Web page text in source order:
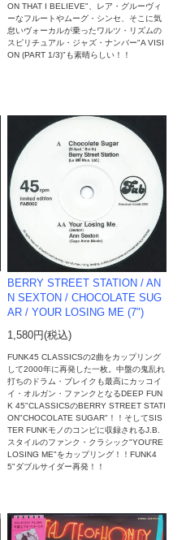
ON THAT I BELIEVE"、レア・グルーヴィ
ーなフルートやムーグ・シンセ、そこに気
怠いヴォーカルが乗ったワルツ・リズムの
スピリチュアル・ジャズ・ナンバー"A VISI
ON (PART 1/3)"も素晴らしい！！
BERRY STREET STATION / AN
N SEXTON / CHOCOLATE SUG
AR / YOUR LOSING ME (7")
1,580円(税込)
FUNK45 CLASSICSの2曲をカップリング
して2000年に再発した一枚。中盤の鬼乱れ
打ちのドラム・ブレイクも最高にカッコイ
イ・オルガン・ファンクとなるDEEP FUN
K 45"CLASSICSのBERRY STREET STATI
ON"CHOCOLATE SUGAR"！！そしてSIS
TER FUNKモノのコンピに収録されるJ.B.
スタイルのファンク・クラシック"YOU'RE
LOSING ME"をカップリング！！FUNK4
5"ダブルサイダー再発！！